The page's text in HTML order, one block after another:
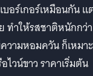
บอร์เกอร์เหมือนกัน แ
ทำให้รสชาติหนักกว่า
วามหอมควัน ก็เหมาะ
วน์ขาว ราคาเริ่มต้น